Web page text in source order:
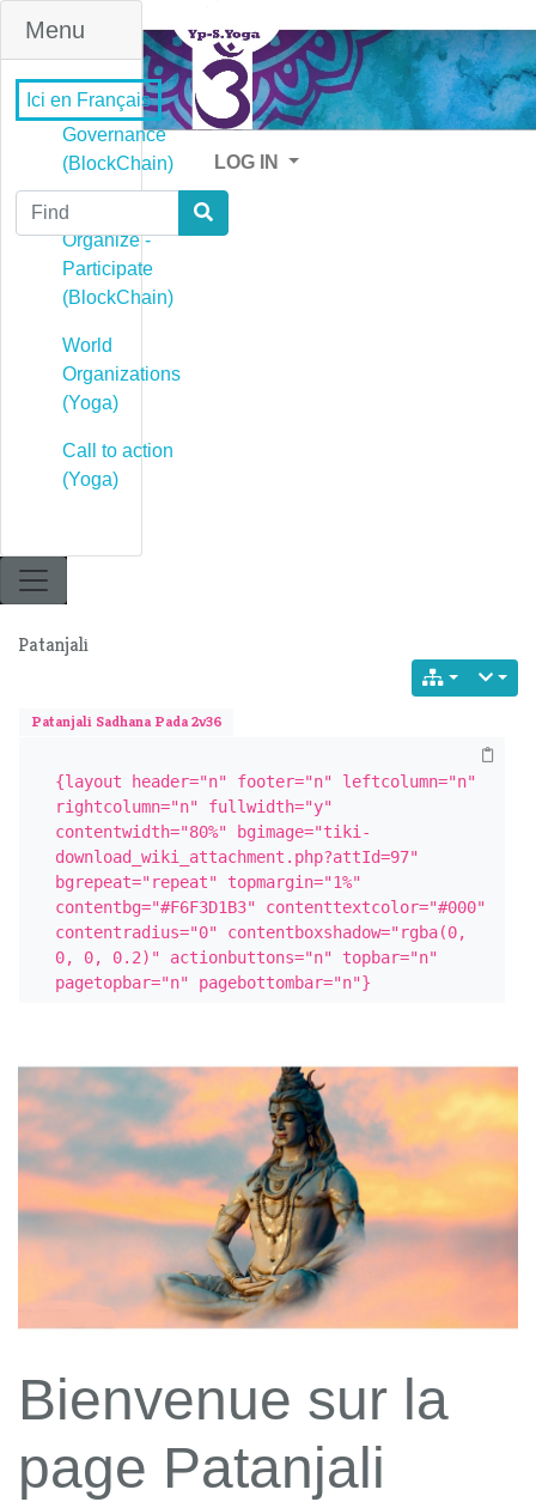
Menu
Governance
(BlockChain)
Governance -
Organize -
Participate
(BlockChain)
World
Organizations
(Yoga)
Call to action
(Yoga)
Ici en Français
LOG IN
Find
Patanjali
Patanjali Sadhana Pada 2v36
{layout header="n" footer="n" leftcolumn="n"
rightcolumn="n" fullwidth="y"
contentwidth="80%" bgimage="tiki-
download_wiki_attachment.php?attId=97"
bgrepeat="repeat" topmargin="1%"
contentbg="#F6F3D1B3" contenttextcolor="#000"
contentradius="0" contentboxshadow="rgba(0,
0, 0, 0.2)" actionbuttons="n" topbar="n"
pagetopbar="n" pagebottombar="n"}
Bienvenue sur la
page Patanjali